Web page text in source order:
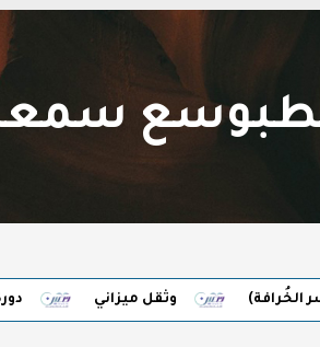
سمعه
وثقل ميزاني دورة: